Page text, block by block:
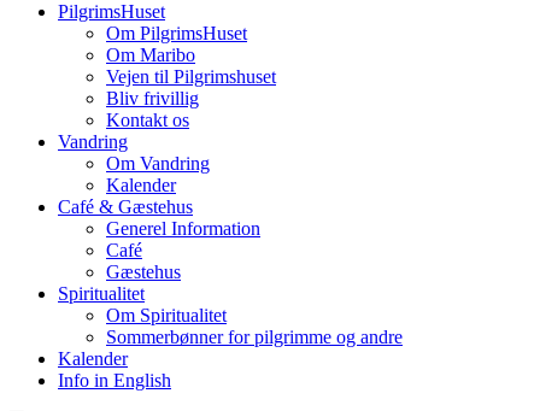
PilgrimsHuset
Om PilgrimsHuset
Om Maribo
Vejen til Pilgrimshuset
Bliv frivillig
Kontakt os
Vandring
Om Vandring
Kalender
Café & Gæstehus
Generel Information
Café
Gæstehus
Spiritualitet
Om Spiritualitet
Sommerbønner for pilgrimme og andre
Kalender
Info in English